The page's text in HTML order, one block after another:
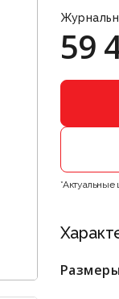
59
Размеры